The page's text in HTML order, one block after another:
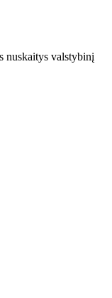
nuskaitys valstybinį